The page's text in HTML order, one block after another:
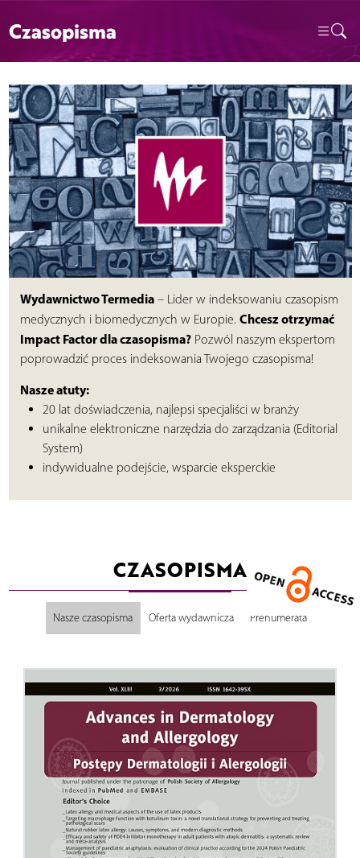
Czasopisma
Wydawnictwo Termedia– Lider w indeksowaniu czasopism
medycznych i biomedycznych w Europie. Chcesz otrzymać
Impact Factor dla czasopisma?Pozwól naszym ekspertom
poprowadzić proces indeksowania Twojego czasopisma!
Nasze atuty:
20 lat doświadczenia, najlepsi specjaliści w branży
unikalne elektroniczne narzędzia do zarządzania (Editorial
System)
indywidualne podejście, wsparcie eksperckie
CZASOPISMA
Nasze czasopisma Oferta wydawnicza Prenumerata